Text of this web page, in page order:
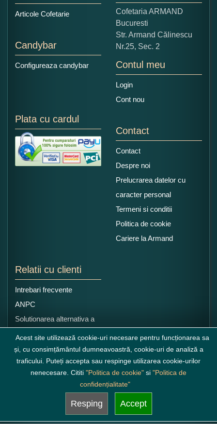
Copiati alaturi numarul din imagine:
Articole Cofetarie
Candybar
Configureaza candybar
Cofetaria ARMAND
Bucuresti
Str. Armand Călinescu
Nr.25, Sec. 2
Contul meu
Login
Cont nou
Plata cu cardul
Contact
Contact
Despre noi
Prelucrarea datelor cu
caracter personal
Termeni si conditii
Politica de cookie
Cariere la Armand
Relatii cu clienti
Intrebari frecvente
ANPC
Solutionarea alternativa a
litigiilor
Acest site utilizează cookie-uri necesare pentru funcționarea sa
și, cu consimțământul dumneavoastră, cookie-uri de analiză a
traficului. Puteți accepta sau respinge utilizarea cookie-urilor
nenecesare. Cititi "Politica de cookie" si "Politica de
confidențialitate"
Resping Accept